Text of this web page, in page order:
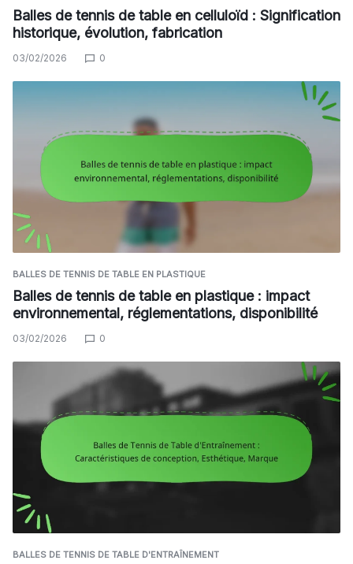
Balles de tennis de table en celluloïd : Signification
historique, évolution, fabrication
03/02/2026 0
BALLES DE TENNIS DE TABLE EN PLASTIQUE
Balles de tennis de table en plastique : impact
environnemental, réglementations, disponibilité
03/02/2026 0
BALLES DE TENNIS DE TABLE D'ENTRAÎNEMENT